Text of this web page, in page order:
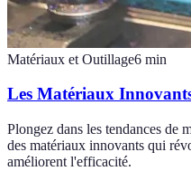
Matériaux et Outillage6 min
Les Matériaux
Plongez dans les tendances de
des matériaux innovants qui
améliorent l'efficacité.